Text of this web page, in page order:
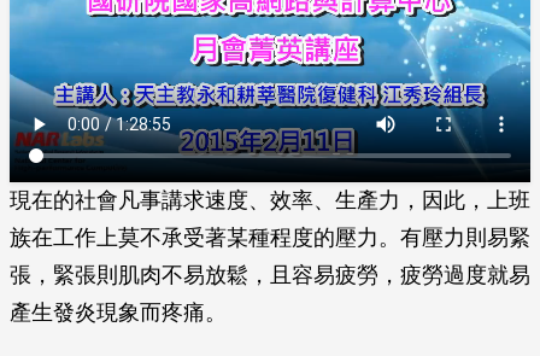
現在的社會凡事講求速度、效率、生產力，因此，上班
族在工作上莫不承受著某種程度的壓力。有壓力則易緊
張，緊張則肌肉不易放鬆，且容易疲勞，疲勞過度就易
產生發炎現象而疼痛。